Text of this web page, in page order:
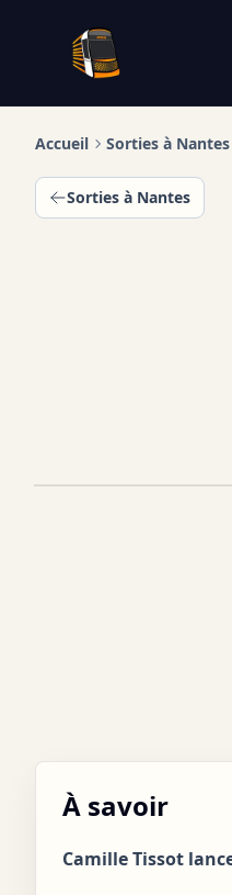
Infotan
Accueil Sorties à Nantes
Sorties à Nantes
À savoir
Camille Tissot